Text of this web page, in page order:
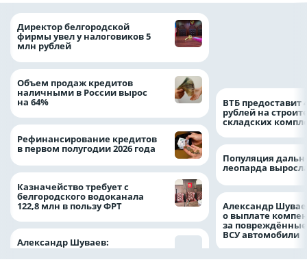
Директор белгородской
фирмы увел у налоговиков 5
млн рублей
Объем продаж кредитов
наличными в России вырос
на 64%
Рефинансирование кредитов
в первом полугодии 2026 года
Казначейство требует с
белгородского водоканала
122,8 млн в пользу ФРТ
Александр Шуваев:
ВТБ предоставит
рублей на
складских
Популяция
леопарда
Александр
о выплате
за
ВСУ автомобили